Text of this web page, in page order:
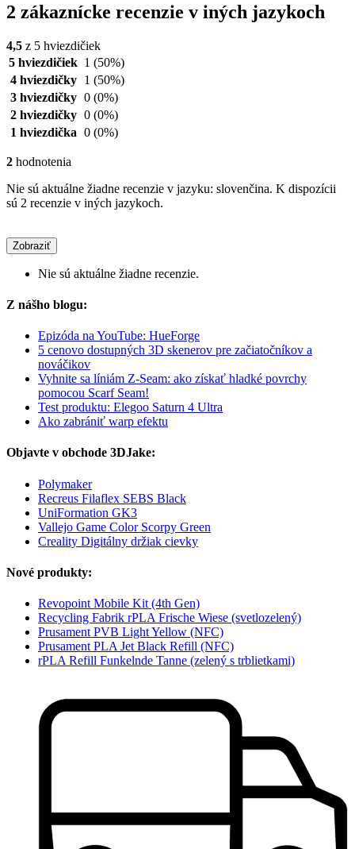
2 zákaznícke recenzie v iných jazykoch
4,5 z 5 hviezdičiek
5 hviezdičiek 1 (50%)
4 hviezdičky
1 (50%)
3 hviezdičky 0 (0%)
2 hviezdičky 0 (0%)
1 hviezdička 0 (0%)
2 hodnotenia
Nie sú aktuálne žiadne recenzie v jazyku: slovenčina. K dispozícii
sú 2 recenzie v iných jazykoch.
Zobraziť
Nie sú aktuálne žiadne recenzie.
Z nášho blogu:
Epizóda na YouTube: HueForge
5 cenovo dostupných 3D skenerov pre začiatočníkov a
nováčikov
Vyhnite sa líniám Z-Seam: ako získať hladké povrchy
pomocou Scarf Seam!
Test produktu: Elegoo Saturn 4 Ultra
Ako zabrániť warp efektu
Objavte v obchode 3DJake:
Polymaker
Recreus Filaflex SEBS Black
UniFormation GK3
Vallejo Game Color Scorpy Green
Creality Digitálny držiak cievky
Nové produkty:
Revopoint Mobile Kit (4th Gen)
Recycling Fabrik rPLA Frische Wiese (svetlozelený)
Prusament PVB Light Yellow (NFC)
Prusament PLA Jet Black Refill (NFC)
rPLA Refill Funkelnde Tanne (zelený s trblietkami)